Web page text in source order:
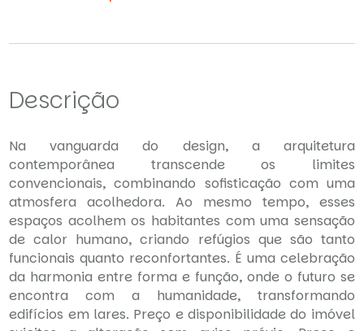
Descrição
Na vanguarda do design, a arquitetura
contemporânea transcende os limites
convencionais, combinando sofisticação com uma
atmosfera acolhedora. Ao mesmo tempo, esses
espaços acolhem os habitantes com uma sensação
de calor humano, criando refúgios que são tanto
funcionais quanto reconfortantes. É uma celebração
da harmonia entre forma e função, onde o futuro se
encontra com a humanidade, transformando
edifícios em lares. Preço e disponibilidade do imóvel